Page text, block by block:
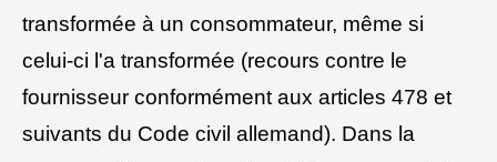
transformée à un consommateur, même si
celui-ci l'a transformée (recours contre le
fournisseur conformément aux articles 478 et
suivants du Code civil allemand). Dans la